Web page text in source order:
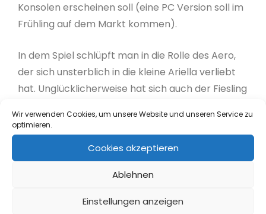
Wir verwenden Cookies, um unsere Website und unseren Service zu
optimieren.
Cookies akzeptieren
Ablehnen
Einstellungen anzeigen
Konsolen erscheinen soll (eine PC Version soll im
Frühling auf dem Markt kommen).
In dem Spiel schlüpft man in die Rolle des Aero,
der sich unsterblich in die kleine Ariella verliebt
hat. Unglücklicherweise hat sich auch der Fiesling
günstige Gelegenheit, um sie zu kidnappen, um
sie so für sich allein zu behalten.
Soloweb N.V. Studios and Ravens Eye Studios
have announced a Spring 2015 release of Aero’s
currently in development for PC and later on